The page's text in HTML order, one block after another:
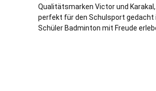
Qualitätsmarken Victor und Karakal,
perfekt für den Schulsport gedacht
Schüler Badminton mit Freude